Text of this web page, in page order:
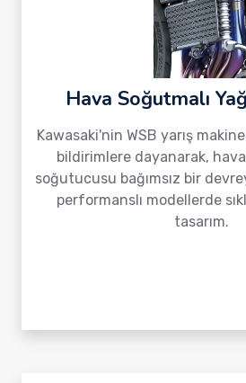
Hava Soğutmalı
Kawasaki'nin WSB yarış
bildirimlere dayanarak,
soğutucusu bağımsız bir
performanslı modellerde
tasarım.